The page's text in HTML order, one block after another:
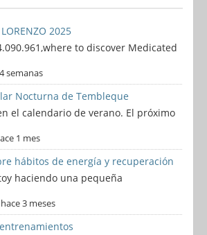
2025
to discover Medicated
semanas
Nocturna de Tembleque
el calendario de verano. El próximo
1 mes
hábitos de energía y recuperación
haciendo una pequeña
hace 3 meses